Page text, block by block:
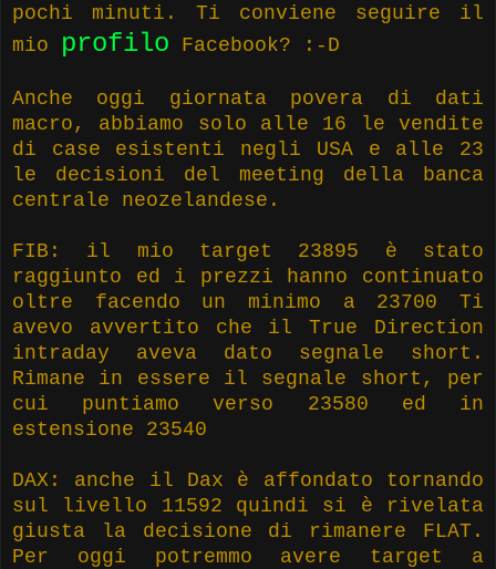
pochi minuti. Ti conviene seguire il
mio profilo Facebook? :-D
Anche oggi giornata povera di dati
macro, abbiamo solo alle 16 le vendite
di case esistenti negli USA e alle 23
le decisioni del meeting della banca
centrale neozelandese.
FIB: il mio target 23895 è stato
raggiunto ed i prezzi hanno continuato
oltre facendo un minimo a 23700 Ti
avevo avvertito che il True Direction
intraday aveva dato segnale short.
Rimane in essere il segnale short, per
cui puntiamo verso 23580 ed in
estensione 23540
DAX: anche il Dax è affondato tornando
sul livello 11592 quindi si è rivelata
giusta la decisione di rimanere FLAT.
Per oggi potremmo avere target a